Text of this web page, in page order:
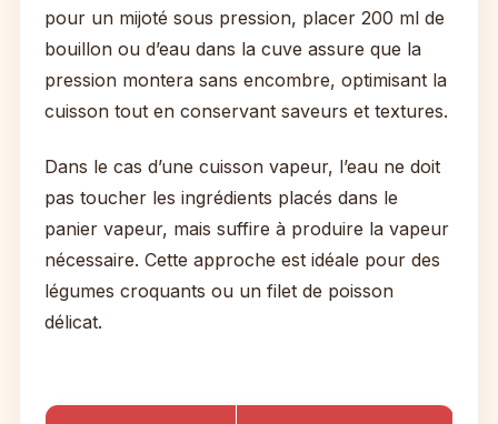
pour un mijoté sous pression, placer 200 ml de
bouillon ou d’eau dans la cuve assure que la
pression montera sans encombre, optimisant la
cuisson tout en conservant saveurs et textures.
Dans le cas d’une cuisson vapeur, l’eau ne doit
pas toucher les ingrédients placés dans le
panier vapeur, mais suffire à produire la vapeur
nécessaire. Cette approche est idéale pour des
légumes croquants ou un filet de poisson
délicat.